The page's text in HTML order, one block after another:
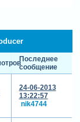
Последнее
сообщение
24-06-2013
13:22:57
nik4744